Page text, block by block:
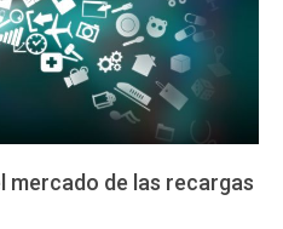
mercado de las recargas